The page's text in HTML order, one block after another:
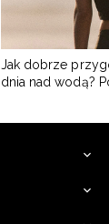
Jak dobrze
dnia nad wodą?